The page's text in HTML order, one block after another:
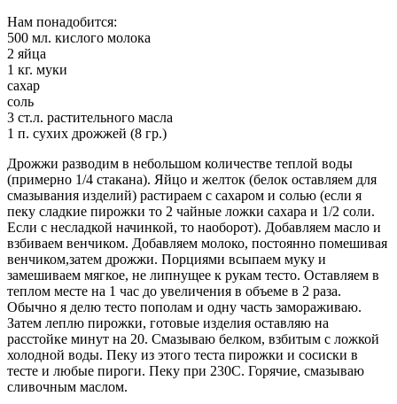
Нам понадобится:
500 мл. кислого молока
2 яйца
1 кг. муки
сахар
соль
3 ст.л. растительного масла
1 п. сухих дрожжей (8 гр.)
Дрожжи разводим в небольшом количестве теплой воды
(примерно 1/4 стакана). Яйцо и желток (белок оставляем для
смазывания изделий) растираем с сахаром и солью (если я
пеку сладкие пирожки то 2 чайные ложки сахара и 1/2 соли.
Если с несладкой начинкой, то наоборот). Добавляем масло и
взбиваем венчиком. Добавляем молоко, постоянно помешивая
венчиком,затем дрожжи. Порциями всыпаем муку и
замешиваем мягкое, не липнущее к рукам тесто. Оставляем в
теплом месте на 1 час до увеличения в объеме в 2 раза.
Обычно я делю тесто пополам и одну часть замораживаю.
Затем леплю пирожки, готовые изделия оставляю на
расстойке минут на 20. Смазываю белком, взбитым с ложкой
холодной воды. Пеку из этого теста пирожки и сосиски в
тесте и любые пироги. Пеку при 230С. Горячие, смазываю
сливочным маслом.